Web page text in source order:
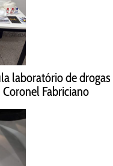
laboratório de drogas
Coronel Fabriciano